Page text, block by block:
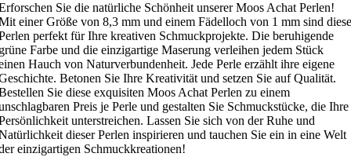
Sie die natürliche Schönheit unserer Moos Achat Perlen!
einer Größe von 8,3 mm und einem Fädelloch von 1 mm sind diese
perfekt für Ihre kreativen Schmuckprojekte. Die beruhigende
Farbe und die einzigartige Maserung verleihen jedem Stück
Hauch von Naturverbundenheit. Jede Perle erzählt ihre eigene
Betonen Sie Ihre Kreativität und setzen Sie auf Qualität.
Sie diese exquisiten Moos Achat Perlen zu einem
Preis je Perle und gestalten Sie Schmuckstücke, die Ihre
unterstreichen. Lassen Sie sich von der Ruhe und
dieser Perlen inspirieren und tauchen Sie ein in eine Welt
einzigartigen Schmuckkreationen!